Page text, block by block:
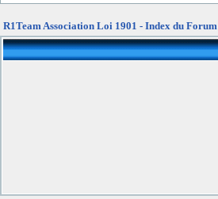
R1Team Association Loi 1901 - Index du Forum